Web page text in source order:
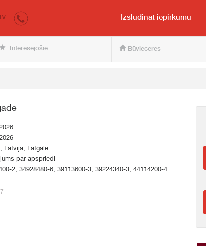
pircējam un pārdevējam
LV Izsludināt iepirkumu
Interesējošie Būvieceres
Latvija, Latgale
par apspriedi
2, 34928480-6, 39113600-3, 39224340-3, 44114200-4